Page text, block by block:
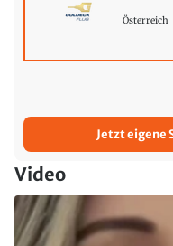
Österreich
Jetzt eigene
Video